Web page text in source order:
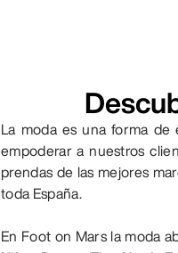
La moda es una forma de
empoderar a nuestros
prendas de las mejores
toda España.
En Foot on Mars la moda